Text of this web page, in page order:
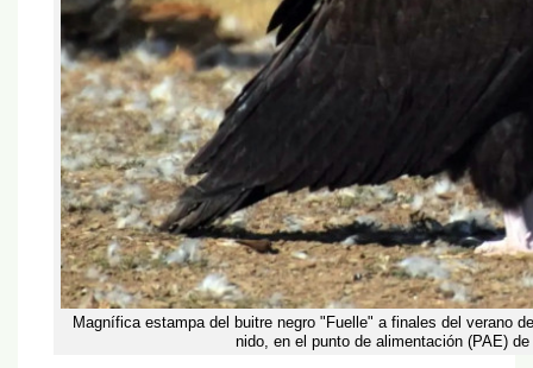
Magnífica estampa del buitre negro "Fuelle" a finales del verano
nido, en el punto de alimentación (PAE)